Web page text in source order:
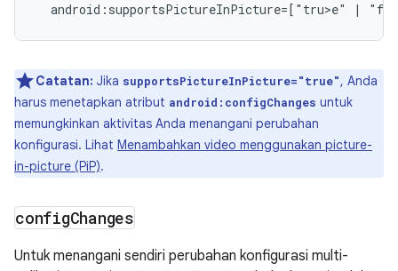
android:supportsPictureInPicture=["tru>e" |
Catatan: Jika supportsPictureInPicture="true", Anda
harus menetapkan atribut android:configChanges untuk
memungkinkan aktivitas Anda menangani perubahan
konfigurasi. Lihat Menambahkan video menggunakan picture-
in-picture (PiP).
configChanges
Untuk menangani sendiri perubahan konfigurasi multi-